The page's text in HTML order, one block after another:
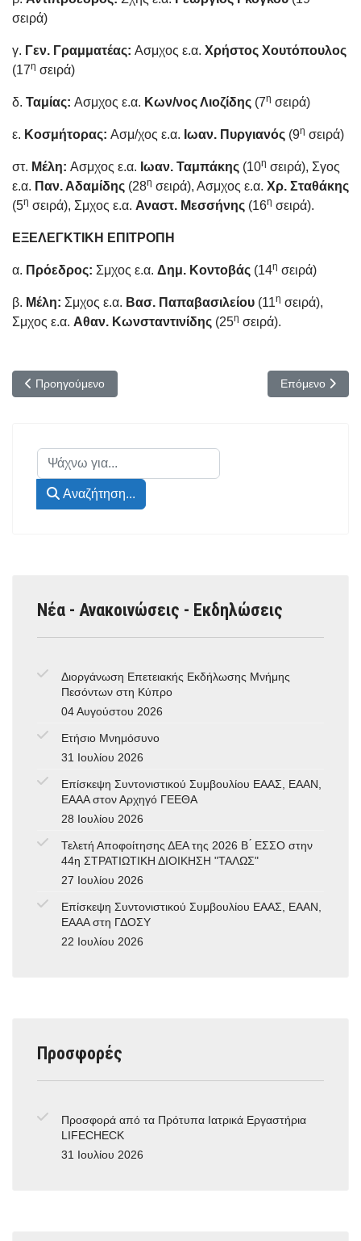
σειρά)
γ. Γεν. Γραμματέας: Ασμχος ε.α. Χρήστος Χουτόπουλος
(17η σειρά)
δ. Ταμίας: Ασμχος ε.α. Κων/νος Λιοζίδης (7η σειρά)
ε. Κοσμήτορας: Ασμ/χος ε.α. Ιωαν. Πυργιανός (9η σειρά)
στ. Μέλη: Ασμχος ε.α. Ιωαν. Ταμπάκης (10η σειρά), Σγος
ε.α. Παν. Αδαμίδης (28η σειρά), Ασμχος ε.α. Χρ. Σταθάκης
(5η σειρά), Σμχος ε.α. Αναστ. Μεσσήνης (16η σειρά).
ΕΞΕΛΕΓΚΤΙΚΗ ΕΠΙΤΡΟΠΗ
α. Πρόεδρος: Σμχος ε.α. Δημ. Κοντοβάς (14η σειρά)
β. Μέλη: Σμχος ε.α. Βασ. Παπαβασιλείου (11η σειρά),
Σμχος ε.α. Αθαν. Κωνσταντινίδης (25η σειρά).
Προηγούμενο άρθρο: ΝΙΜΤΣ/Μέλη Δικαιούχοι (Τηλέφωνα
Προηγούμενο Επόμενο
Επόμενο
Αναζήτηση...
Αναζήτηση...
Νέα - Ανακοινώσεις - Εκδηλώσεις
Διοργάνωση Επετειακής Εκδήλωσης Μνήμης
Πεσόντων στη Κύπρο
04 Αυγούστου 2026
Ετήσιο Μνημόσυνο
31 Ιουλίου 2026
Επίσκεψη Συντονιστικού Συμβουλίου ΕΑΑΣ, ΕΑΑΝ,
ΕΑΑΑ στον Αρχηγό ΓΕΕΘΑ
28 Ιουλίου 2026
Τελετή Αποφοίτησης ΔΕΑ της 2026 Β ́ ΕΣΣΟ στην
44η ΣΤΡΑΤΙΩΤΙΚΗ ΔΙΟΙΚΗΣΗ "ΤΑΛΩΣ"
27 Ιουλίου 2026
Επίσκεψη Συντονιστικού Συμβουλίου ΕΑΑΣ, ΕΑΑΝ,
ΕΑΑΑ στη ΓΔΟΣΥ
22 Ιουλίου 2026
Προσφορές
Προσφορά από τα Πρότυπα Ιατρικά Εργαστήρια
LIFECHECK
31 Ιουλίου 2026